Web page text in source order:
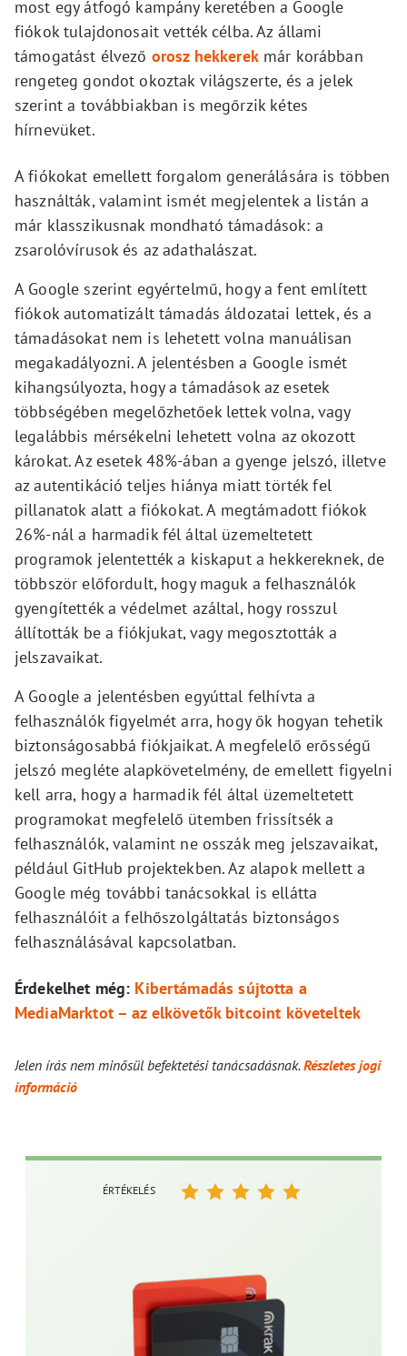
most egy átfogó kampány keretében a Google
fiókok tulajdonosait vették célba. Az állami
támogatást élvező orosz hekkerekmár korábban
rengeteg gondot okoztak világszerte, és a jelek
szerint a továbbiakban is megőrzik kétes
hírnevüket.
A fiókokat emellett forgalom generálására is többen
használták, valamint ismét megjelentek a listán a
már klasszikusnak mondható támadások: a
zsarolóvírusok és az adathalászat.
A Google szerint egyértelmű, hogy a fent említett
fiókok automatizált támadás áldozatai lettek, és a
támadásokat nem is lehetett volna manuálisan
megakadályozni. A jelentésben a Google ismét
kihangsúlyozta, hogy a támadások az esetek
többségében megelőzhetőek lettek volna, vagy
legalábbis mérsékelni lehetett volna az okozott
károkat. Az esetek 48%-ában a gyenge jelszó, illetve
az autentikáció teljes hiánya miatt törték fel
pillanatok alatt a fiókokat. A megtámadott fiókok
26%-nál a harmadik fél által üzemeltetett
programok jelentették a kiskaput a hekkereknek, de
többször előfordult, hogy maguk a felhasználók
gyengítették a védelmet azáltal, hogy rosszul
állították be a fiókjukat, vagy megosztották a
jelszavaikat.
A Google a jelentésben egyúttal felhívta a
felhasználók figyelmét arra, hogy ők hogyan tehetik
biztonságosabbá fiókjaikat. A megfelelő erősségű
jelszó megléte alapkövetelmény, de emellett figyelni
kell arra, hogy a harmadik fél által üzemeltetett
programokat megfelelő ütemben frissítsék a
felhasználók, valamint ne osszák meg jelszavaikat,
például GitHub projektekben. Az alapok mellett a
Google még további tanácsokkal is ellátta
felhasználóit a felhőszolgáltatás biztonságos
felhasználásával kapcsolatban.
Érdekelhet még: Kibertámadás sújtotta a
MediaMarktot – az elkövetők bitcoint követeltek
Jelen írás nem minősül befektetési tanácsadásnak.Részletes jogi
információ
ÉRTÉKELÉS